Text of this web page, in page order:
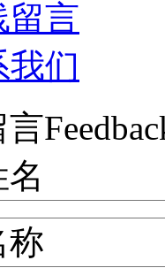
留言
我们
言
称